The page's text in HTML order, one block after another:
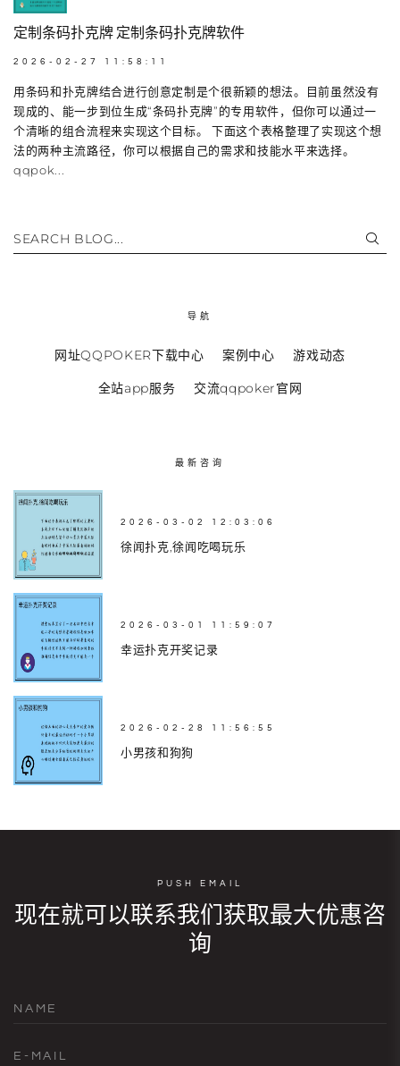
定制条码扑克牌 定制条码扑克牌软件
2026-02-27 11:58:11
用条码和扑克牌结合进行创意定制是个很新颖的想法。目前虽然没有
现成的、能一步到位生成“条码扑克牌”的专用软件，但你可以通过一
个清晰的组合流程来实现这个目标。 下面这个表格整理了实现这个想
法的两种主流路径，你可以根据自己的需求和技能水平来选择。
qqpok...
SEARCH BLOG...
导航
网址QQPOKER下载中心 案例中心 游戏动态
全站app服务 交流qqpoker官网
最新咨询
2026-03-02 12:03:06
徐闻扑克,徐闻吃喝玩乐
2026-03-01 11:59:07
幸运扑克开奖记录
2026-02-28 11:56:55
小男孩和狗狗
PUSH EMAIL
现在就可以联系我们获取最大优惠咨
询
NAME
E-MAIL